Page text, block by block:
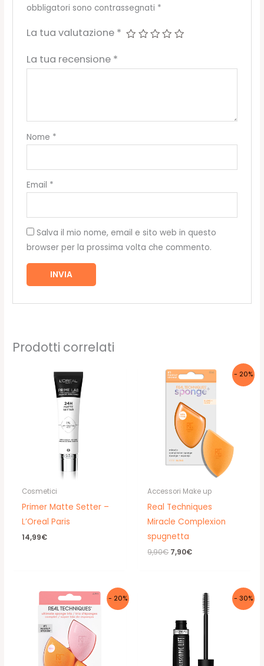
obbligatori sono contrassegnati *
La tua valutazione *
La tua recensione *
Nome *
Email *
Salva il mio nome, email e sito web in questo
browser per la prossima volta che commento.
Prodotti correlati
Cosmetici
Primer Matte Setter –
L’Oreal Paris
14,99€
- 20%
Accessori Make up
Real Techniques
Miracle Complexion
spugnetta
9,90€ Il
7,90€Il
- 20% - 30%